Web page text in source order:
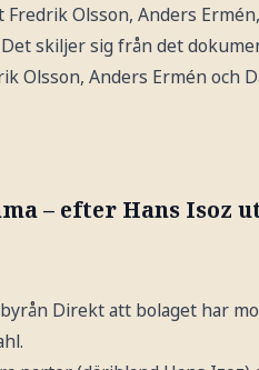
Olsson, Anders
skiljer sig från det
Olsson, Anders Ermén och
– efter Hans Isoz
Direkt att bolaget har